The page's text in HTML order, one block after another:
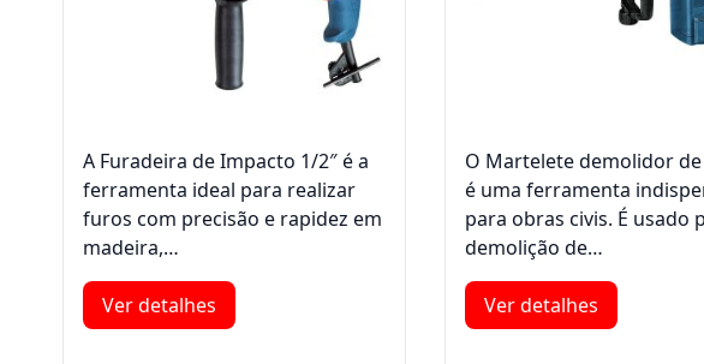
A Furadeira de Impacto 1/2″ é a
ferramenta ideal para realizar
furos com precisão e rapidez em
madeira,…
Ver detalhes
O Martelete demolidor de
é uma ferramenta
para obras civis. É usado
demolição de…
Ver detalhes